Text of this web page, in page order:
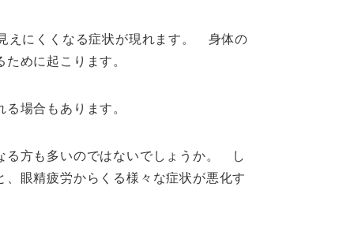
えにくくなる症状が現れます。 身体の
めに起こります。
場合もあります。
る方も多いのではないでしょうか。 し
眼精疲労からくる様々な症状が悪化す